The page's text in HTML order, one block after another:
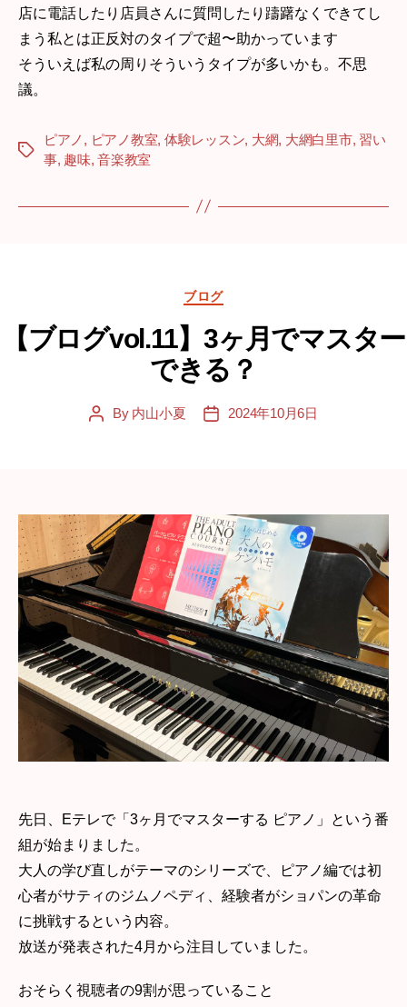
店に電話したり店員さんに質問したり躊躇なくできてし
まう私とは正反対のタイプで超〜助かっています
そういえば私の周りそういうタイプが多いかも。不思
議。
Tags
ピアノ , ピアノ教室, 体験レッスン, 大網, 大網白里市, 習い
事, 趣味,音楽教室
Categories
ブログ
【ブログvol.11】3ヶ月でマスター
できる？
PostBy 内山小夏
Post2024年10月6日
先日、Eテレで「3ヶ月でマスターする ピアノ」という番
組が始まりました。
大人の学び直しがテーマのシリーズで、ピアノ編では初
心者がサティのジムノペディ、経験者がショパンの革命
に挑戦するという内容。
放送が発表された4月から注目していました。
おそらく視聴者の9割が思っていること